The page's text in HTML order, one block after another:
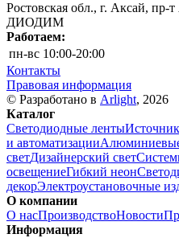
Ростовская обл., г. Аксай, пр-
ДИОДИМ
Работаем:
пн-вс 10:00-20:00
Контакты
Правовая информация
© Разработано в Arlight, 2026
Каталог
Светодиодные ленты
и автоматизации
светДизайнерский свет
освещениеГибкий неон
декорЭлектроустановочные
О компании
О насПроизводствоНовости
Информация